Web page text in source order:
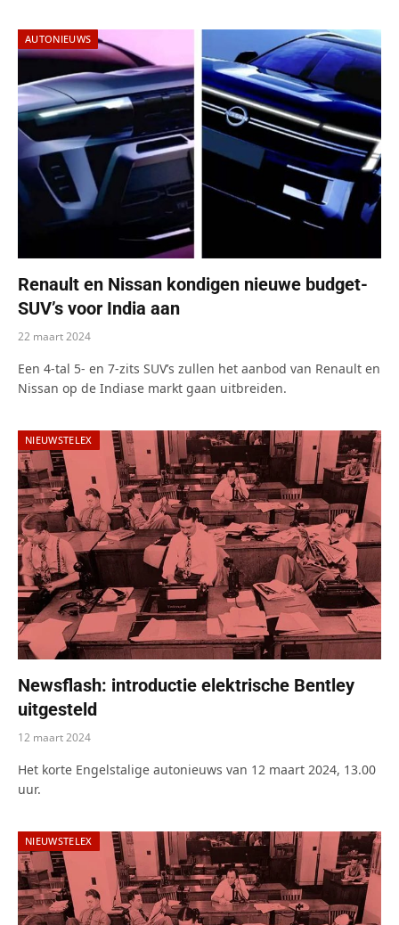
AUTONIEUWS
Renault en Nissan kondigen nieuwe budget-
SUV’s voor India aan
22 maart 2024
Een 4-tal 5- en 7-zits SUV’s zullen het aanbod van Renault en
Nissan op de Indiase markt gaan uitbreiden.
NIEUWSTELEX
Newsflash: introductie elektrische Bentley
uitgesteld
12 maart 2024
Het korte Engelstalige autonieuws van 12 maart 2024, 13.00
uur.
NIEUWSTELEX